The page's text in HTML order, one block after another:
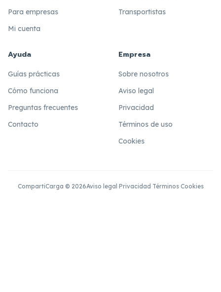
Para empresas
Mi cuenta
Transportistas
Ayuda
Guías prácticas
Cómo funciona
Preguntas frecuentes
Contacto
Empresa
Sobre nosotros
Aviso legal
Privacidad
Términos de uso
Cookies
CompartiCarga © 2026Aviso legal ·Privacidad ·Términos·Cookies